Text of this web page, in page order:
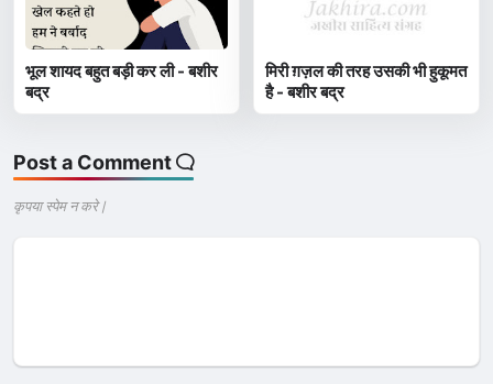
भूल शायद बहुत बड़ी कर ली - बशीर
बद्र
मिरी ग़ज़ल की तरह उसकी भी हुकूमत
है - बशीर बद्र
Post a Comment
कृपया स्पेम न करे |